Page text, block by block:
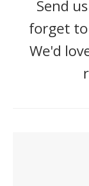
Send
forget
We'd